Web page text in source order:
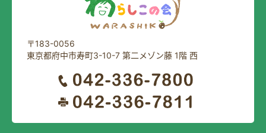
〒183-0056
東京都府中市寿町3-10-7 第二メゾン藤 1階 西